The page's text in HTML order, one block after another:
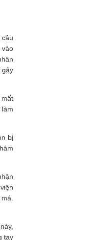
câu
vào
gây
bị
tay